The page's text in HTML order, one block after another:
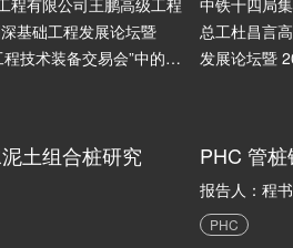
程有限公司王鹏高级工程
基础工程发展论坛暨
技术装备交易会”中的精
中铁十四局
总工杜昌言
发展论坛暨
土组合桩研究
报告人：程
PHC